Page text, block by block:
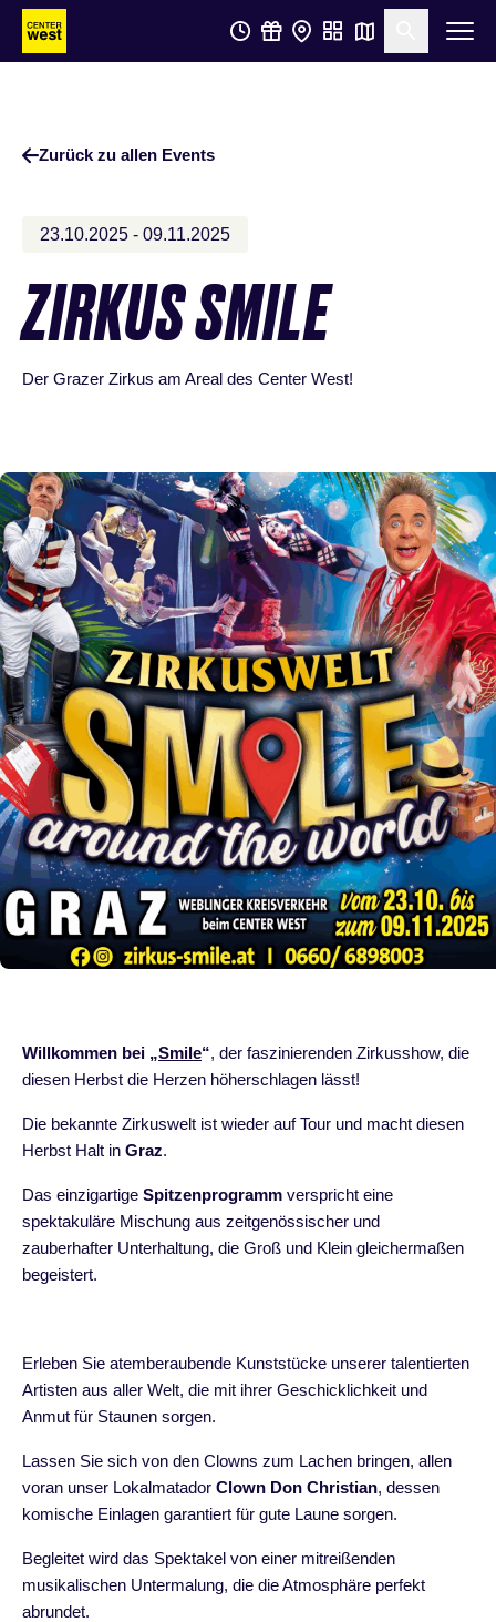
Zum
Hauptinhalt
Zum
Footer
Suche
Zurück zu allen Events
23.10.2025 - 09.11.2025
ZIRKUS SMILE
Der Grazer Zirkus am Areal des Center West!
Willkommen bei „Smile“, der faszinierenden Zirkusshow, die
diesen Herbst die Herzen höherschlagen lässt!
Die bekannte Zirkuswelt ist wieder auf Tour und macht diesen
Herbst Halt in Graz.
Das einzigartige Spitzenprogramm verspricht eine
spektakuläre Mischung aus zeitgenössischer und
zauberhafter Unterhaltung, die Groß und Klein gleichermaßen
begeistert.
Erleben Sie atemberaubende Kunststücke unserer talentierten
Artisten aus aller Welt, die mit ihrer Geschicklichkeit und
Anmut für Staunen sorgen.
Lassen Sie sich von den Clowns zum Lachen bringen, allen
voran unser Lokalmatador Clown Don Christian, dessen
komische Einlagen garantiert für gute Laune sorgen.
Begleitet wird das Spektakel von einer mitreißenden
musikalischen Untermalung, die die Atmosphäre perfekt
abrundet.